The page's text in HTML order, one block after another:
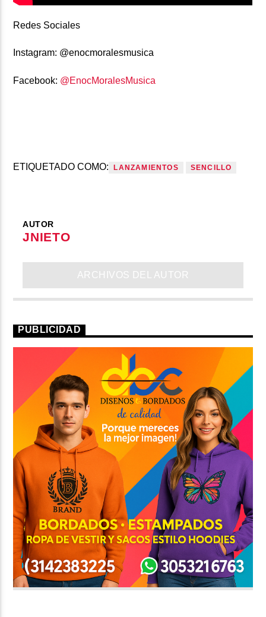
Redes Sociales
Instagram: @enocmoralesmusica
Facebook: @EnocMoralesMusica
ETIQUETADO COMO: LANZAMIENTOS SENCILLO
AUTOR
JNIETO
ARCHIVOS DEL AUTOR
PUBLICIDAD